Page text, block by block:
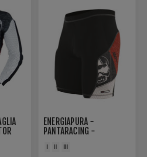
ENERGIAPURA -
PANTARACING -